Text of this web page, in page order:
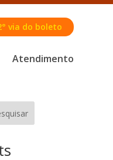
via do boleto
Atendimento